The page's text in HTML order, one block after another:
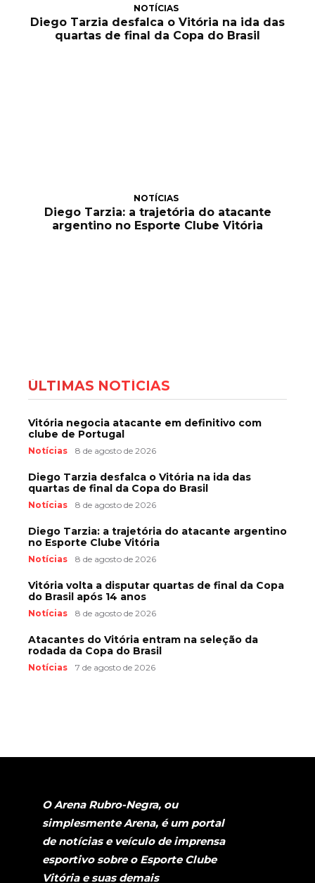
NOTÍCIAS
Diego Tarzia desfalca o Vitória na ida das
quartas de final da Copa do Brasil
NOTÍCIAS
Diego Tarzia: a trajetória do atacante
argentino no Esporte Clube Vitória
ÚLTIMAS NOTÍCIAS
Vitória negocia atacante em definitivo com
clube de Portugal
Notícias 8 de agosto de 2026
Diego Tarzia desfalca o Vitória na ida das
quartas de final da Copa do Brasil
Notícias 8 de agosto de 2026
Diego Tarzia: a trajetória do atacante argentino
no Esporte Clube Vitória
Notícias 8 de agosto de 2026
Vitória volta a disputar quartas de final da Copa
do Brasil após 14 anos
Notícias 8 de agosto de 2026
Atacantes do Vitória entram na seleção da
rodada da Copa do Brasil
Notícias 7 de agosto de 2026
O Arena Rubro-Negra, ou
simplesmente Arena, é um portal
de notícias e veículo de imprensa
esportivo sobre o Esporte Clube
Vitória e suas demais